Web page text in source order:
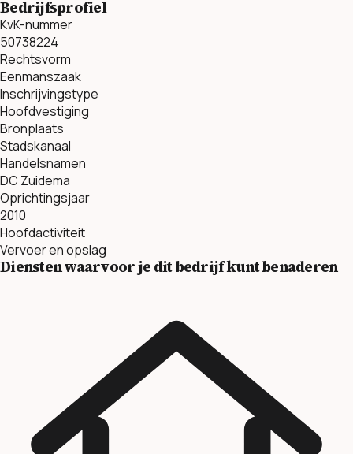
Bedrijfsprofiel
KvK-nummer
50738224
Rechtsvorm
Eenmanszaak
Inschrijvingstype
Hoofdvestiging
Bronplaats
Stadskanaal
Handelsnamen
DC Zuidema
Oprichtingsjaar
2010
Hoofdactiviteit
Vervoer en opslag
Diensten waarvoor je dit bedrijf kunt benaderen